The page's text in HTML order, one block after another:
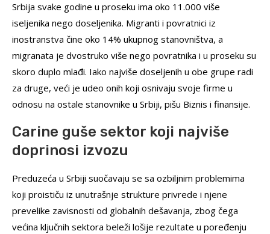
Srbija svake godine u proseku ima oko 11.000 više
iseljenika nego doseljenika. Migranti i povratnici iz
inostranstva čine oko 14% ukupnog stanovništva, a
migranata je dvostruko više nego povratnika i u proseku su
skoro duplo mlađi. Iako najviše doseljenih u obe grupe radi
za druge, veći je udeo onih koji osnivaju svoje firme u
odnosu na ostale stanovnike u Srbiji, pišu Biznis i finansije.
Carine guše sektor koji najviše
doprinosi izvozu
Preduzeća u Srbiji suočavaju se sa ozbiljnim problemima
koji proističu iz unutrašnje strukture privrede i njene
prevelike zavisnosti od globalnih dešavanja, zbog čega
većina ključnih sektora beleži lošije rezultate u poređenju